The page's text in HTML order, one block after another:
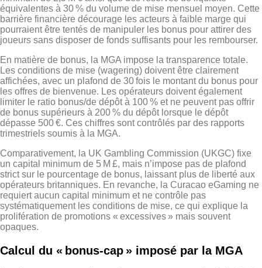
équivalentes à 30 % du volume de mise mensuel moyen. Cette
barrière financière décourage les acteurs à faible marge qui
pourraient être tentés de manipuler les bonus pour attirer des
joueurs sans disposer de fonds suffisants pour les rembourser.
En matière de bonus, la MGA impose la transparence totale.
Les conditions de mise (wagering) doivent être clairement
affichées, avec un plafond de 30 fois le montant du bonus pour
les offres de bienvenue. Les opérateurs doivent également
limiter le ratio bonus/de dépôt à 100 % et ne peuvent pas offrir
de bonus supérieurs à 200 % du dépôt lorsque le dépôt
dépasse 500 €. Ces chiffres sont contrôlés par des rapports
trimestriels soumis à la MGA.
Comparativement, la UK Gambling Commission (UKGC) fixe
un capital minimum de 5 M £, mais n’impose pas de plafond
strict sur le pourcentage de bonus, laissant plus de liberté aux
opérateurs britanniques. En revanche, la Curacao eGaming ne
requiert aucun capital minimum et ne contrôle pas
systématiquement les conditions de mise, ce qui explique la
prolifération de promotions « excessives » mais souvent
opaques.
Calcul du « bonus‑cap » imposé par la MGA